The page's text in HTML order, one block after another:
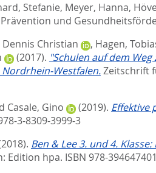
Stefanie, Meyer, Hanna,
Prävention und
Dennis Christian , Hagen,
(2017). "Schulen auf dem
Westfalen.Zeitschrift
Casale, Gino (2019). Effektive
3-8309-3999-3
Ben & Lee 3. und 4.
Edition hpa. ISBN 978-